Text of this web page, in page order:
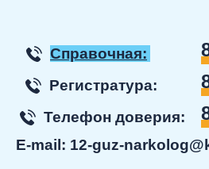
Справочная:
Регистратура:
Телефон доверия:
E-mail: 12-guz-